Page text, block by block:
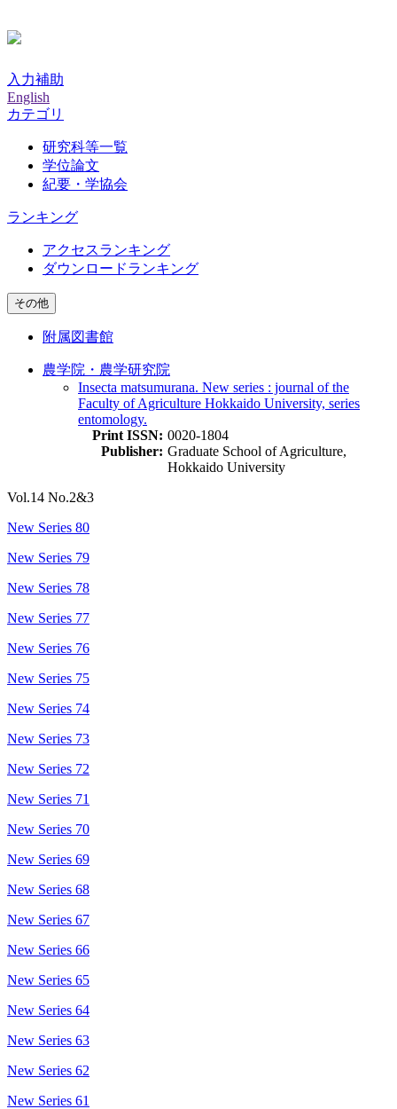
入力補助
English
カテゴリ
研究科等一覧
学位論文
紀要・学協会
ランキング
アクセスランキング
ダウンロードランキング
その他
附属図書館
農学院・農学研究院
Insecta matsumurana. New series : journal of the
Faculty of Agriculture Hokkaido University, series
entomology.
Print ISSN: 0020-1804
Publisher: Graduate School of Agriculture,
Hokkaido University
Vol.14 No.2&3
New Series 80
New Series 79
New Series 78
New Series 77
New Series 76
New Series 75
New Series 74
New Series 73
New Series 72
New Series 71
New Series 70
New Series 69
New Series 68
New Series 67
New Series 66
New Series 65
New Series 64
New Series 63
New Series 62
New Series 61